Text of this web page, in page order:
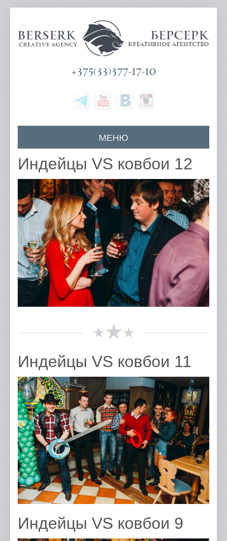
+375(33)377-17-10
МЕНЮ
Главная
О компании
Наши услуги
Цены
Отзывы
Портфолио
Контакты
Индейцы VS ковбои 12
Индейцы VS ковбои 11
Индейцы VS ковбои 9